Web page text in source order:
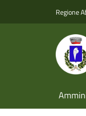
Regione